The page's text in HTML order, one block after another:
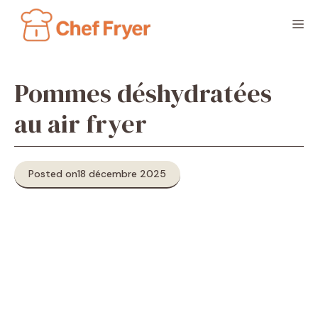
contenu
Pommes déshydratées
au air fryer
Posted on18 décembre 2025